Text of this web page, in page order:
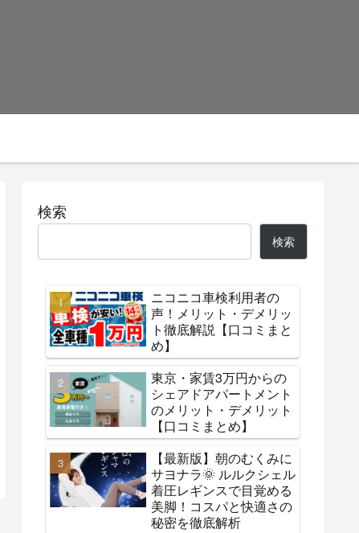
検索
検索
ニコニコ車検利用者の
声！メリット・デメリッ
ト徹底解説【口コミまと
め】
東京・家賃3万円からの
シェアドアパートメント
のメリット・デメリット
【口コミまとめ】
【最新版】朝のむくみに
サヨナラ🌞 ルルクシェル
着圧レギンスで目覚める
美脚！コスパと快適さの
秘密を徹底解析